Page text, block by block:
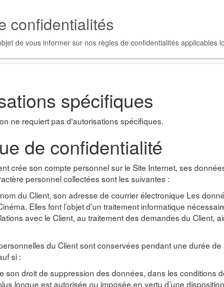
confidentialités
de vous informer sur nos règles de confidentialités applicables
spécifiques
ne requiert pas d'autorisations spécifiques.
de confidentialité
crée son compte personnel sur le Site Internet, ses
personnel collectées sont les suivantes :
du Client, son adresse de courrier électronique Les
Elles font l’objet d’un traitement informatique
avec le Client, au traitement des demandes du Client,
du Client sont conservées pendant une durée
si :
son droit de suppression des données, dans les conditions
longue est autorisée ou imposée en vertu d’une